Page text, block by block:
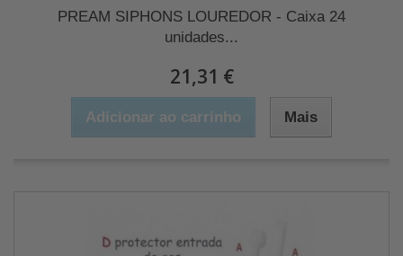
PREAM SIPHONS LOUREDOR - Caixa 24
unidades...
21,31 €
Adicionar ao carrinho Mais